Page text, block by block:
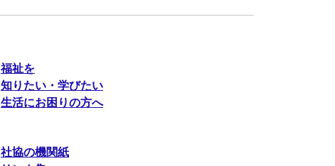
福祉を
知りたい・学びたい
生活にお困りの方へ
社協の機関紙